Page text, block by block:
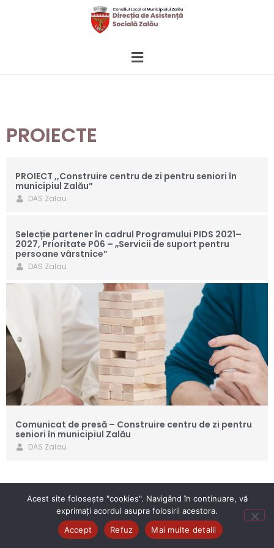
PROIECTE
PROIECT ,,Construire centru de zi pentru seniori în
municipiul Zalău”
DAS Zalau
Selecție partener în cadrul Programului PIDS 2021–
2027, Prioritate P06 – „Servicii de suport pentru
persoane vârstnice”
DAS Zalau
Comunicat de presă – Construire centru de zi pentru
seniori în municipiul Zalău
DAS Zalau
© 2022. Toate drepturile rezervate. DAS Zalău
Acest site folosește "cookies". Navigând în continuare, vă
exprimați acordul asupra folosirii acestora.
Accept
Refuz Mai multe detalii